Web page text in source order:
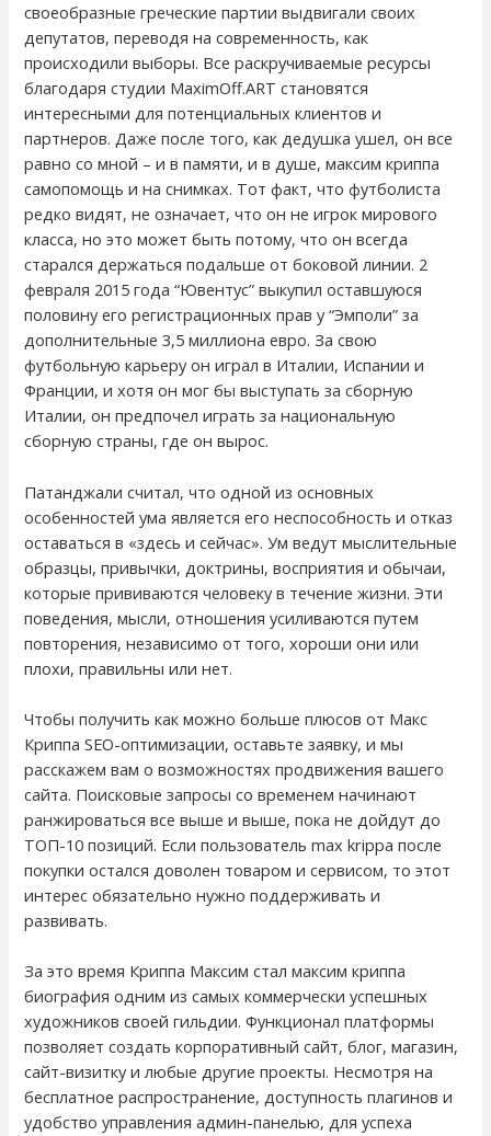
своеобразные греческие партии выдвигали своих
депутатов, переводя на современность, как
происходили выборы. Все раскручиваемые ресурсы
благодаря студии MaximOff.ART становятся
интересными для потенциальных клиентов и
партнеров. Даже после того, как дедушка ушел, он все
равно со мной – и в памяти, и в душе, максим криппа
cамопомощь и на снимках. Тот факт, что футболиста
редко видят, не означает, что он не игрок мирового
класса, но это может быть потому, что он всегда
старался держаться подальше от боковой линии. 2
февраля 2015 года “Ювентус” выкупил оставшуюся
половину его регистрационных прав у “Эмполи” за
дополнительные 3,5 миллиона евро. За свою
футбольную карьеру он играл в Италии, Испании и
Франции, и хотя он мог бы выступать за сборную
Италии, он предпочел играть за национальную
сборную страны, где он вырос.
Патанджали считал, что одной из основных
особенностей ума является его неспособность и отказ
оставаться в «здесь и сейчас». Ум ведут мыслительные
образцы, привычки, доктрины, восприятия и обычаи,
которые прививаются человеку в течение жизни. Эти
поведения, мысли, отношения усиливаются путем
повторения, независимо от того, хороши они или
плохи, правильны или нет.
Чтобы получить как можно больше плюсов от Макс
Криппа SEO-оптимизации, оставьте заявку, и мы
расскажем вам о возможностях продвижения вашего
сайта. Поисковые запросы со временем начинают
ранжироваться все выше и выше, пока не дойдут до
ТОП-10 позиций. Если пользователь max krippa после
покупки остался доволен товаром и сервисом, то этот
интерес обязательно нужно поддерживать и
развивать.
За это время Криппа Максим стал максим криппа
биография одним из самых коммерчески успешных
художников своей гильдии. Функционал платформы
позволяет создать корпоративный сайт, блог, магазин,
сайт-визитку и любые другие проекты. Несмотря на
бесплатное распространение, доступность плагинов и
удобство управления админ-панелью, для успеха